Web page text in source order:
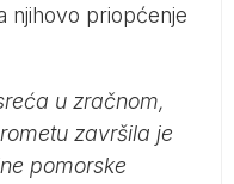
njihovo priopćenje
u zračnom,
završila je
pomorske